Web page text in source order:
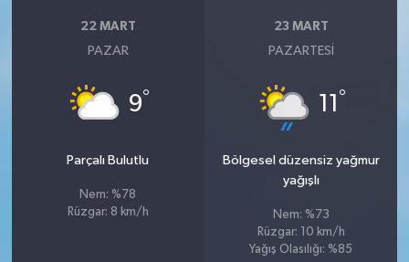
22 MART
PAZAR
9°
Parçalı Bulutlu
Nem: %78
Rüzgar: 8 km/h
23 MART
PAZARTESI
11 °
Bölgesel düzensiz yağmur
yağışlı
Nem: %73
Rüzgar: 10 km/h
Yağış Olasılığı: %85